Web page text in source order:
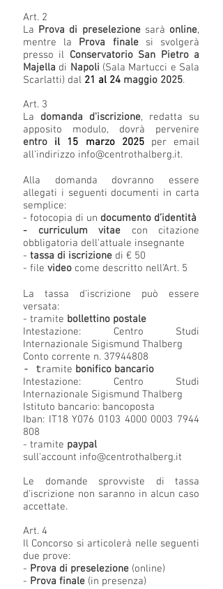
Art. 2
La Prova di preselezionesarà online,
mentre la Prova finale si svolgerà
presso il Conservatorio San Pietro a
Majella di Napoli (Sala Martucci e Sala
Scarlatti) dal 21 al 24 maggio 2025.
Art. 3
La domanda d'iscrizione, redatta su
apposito modulo, dovrà pervenire
entro il 15 marzo2025 per email
all'indirizzo info@centrothalberg.it.
Alla domanda dovranno essere
allegati i seguenti documenti in carta
semplice:
- fotocopia di un documento d’identità
- curriculum vitae con citazione
obbligatoria dell'attuale insegnante
- tassa di iscrizione di € 50
- file video come descritto nell'Art. 5
La tassa d'iscrizione può essere
versata:
- tramite bollettino postale
Intestazione: Centro Studi
Internazionale Sigismund Thalberg
Conto corrente n. 37944808
- tramite bonifico bancario
Intestazione: Centro Studi
Internazionale Sigismund Thalberg
Istituto bancario: bancoposta
Iban: IT18 Y076 0103 4000 0003 7944
808
- tramite paypal
sull'account info@centrothalberg.it
Le domande sprovviste di tassa
d'iscrizione non saranno in alcun caso
accettate.
Art. 4
Il Concorso si articolerà nelle seguenti
due prove:
- Prova di preselezione (online)
- Prova finale (in presenza)